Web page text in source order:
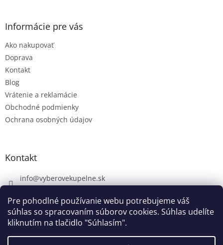
Pre pohodlné používanie webu potrebujeme váš
súhlas so spracovaním súborov cookies. Súhlas udelíte
kliknutím na tlačidlo "Súhlasím".
Informácie pre vás
Ako nakupovať
Doprava
Kontakt
Blog
Vrátenie a reklamácie
Obchodné podmienky
Ochrana osobných údajov
Kontakt
info@vyberovekupelne.sk
https://www.facebook.com/vyberovekoupelny/